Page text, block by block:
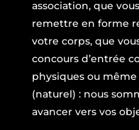
association, que
remettre en forme
votre corps, que
concours d’entrée
physiques ou
(naturel) : nous
avancer vers vos